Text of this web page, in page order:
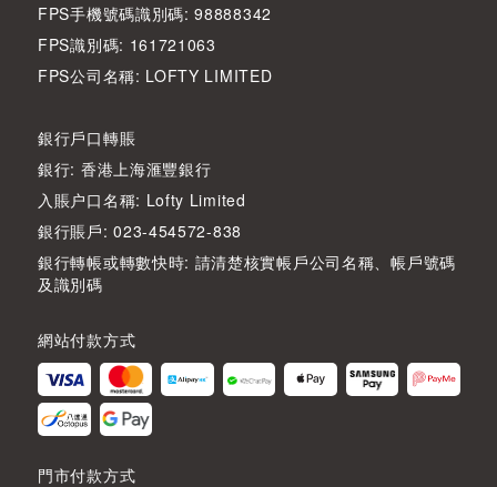
FPS手機號碼識別碼: 98888342
FPS識別碼: 161721063
FPS公司名稱: LOFTY LIMITED
銀行戶口轉賬
銀行: 香港上海滙豐銀行
入賬户口名稱: Lofty Limited
銀行賬戶: 023-454572-838
銀行轉帳或轉數快時: 請清楚核實帳戶公司名稱、帳戶號碼
及識別碼
網站付款方式
門市付款方式